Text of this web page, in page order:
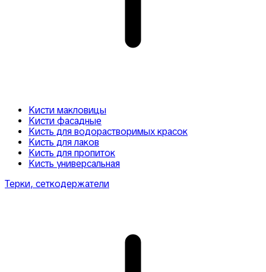
Кисти макловицы
Кисти фасадные
Кисть для водорастворимых красок
Кисть для лаков
Кисть для пропиток
Кисть универсальная
Терки, сеткодержатели